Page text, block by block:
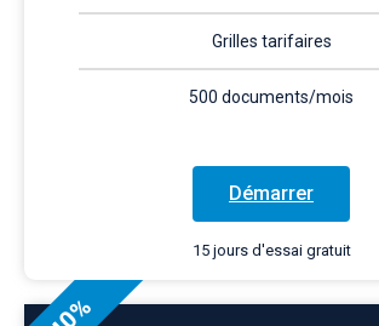
Grilles tarifaires
500 documents/mois
Démarrer
15 jours d'essai gratuit